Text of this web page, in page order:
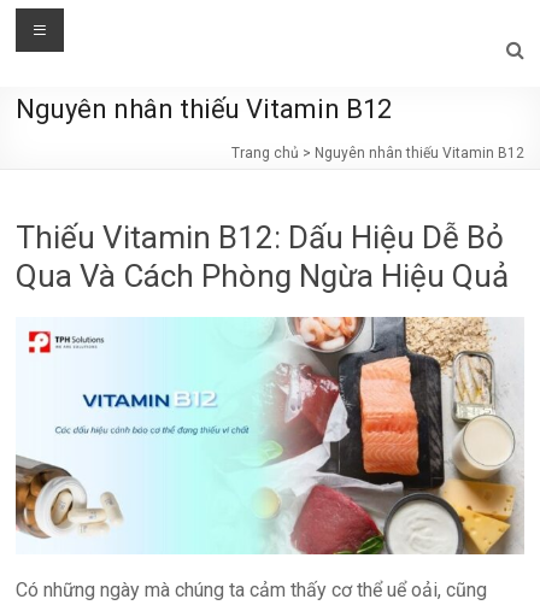
TPH
WE
Phần
quản
phòng
TPH.LabIMS
Menu
Nguyên nhân thiếu Vitamin B12
Trang chủ > Nguyên nhân thiếu Vitamin B12
Thiếu Vitamin B12: Dấu Hiệu Dễ Bỏ
Qua Và Cách Phòng Ngừa Hiệu Quả
Có những ngày mà chúng ta cảm thấy cơ thể uể oải, cũng